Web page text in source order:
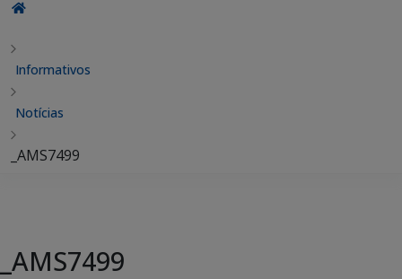
Informativos
Notícias
_AMS7499
_AMS7499